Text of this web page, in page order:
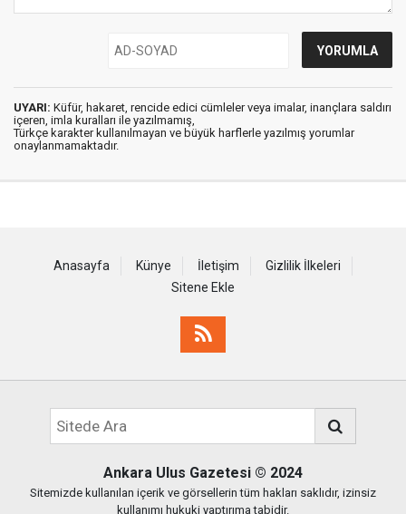
UYARI: Küfür, hakaret, rencide edici cümleler veya imalar, inançlara saldırı
içeren, imla kuralları ile yazılmamış,
Türkçe karakter kullanılmayan ve büyük harflerle yazılmış yorumlar
onaylanmamaktadır.
Anasayfa Künye İletişim
Gizlilik İlkeleri
Sitene Ekle
Ankara Ulus Gazetesi © 2024
Sitemizde kullanılan içerik ve görsellerin tüm hakları saklıdır, izinsiz
kullanımı hukuki yaptırıma tabidir.